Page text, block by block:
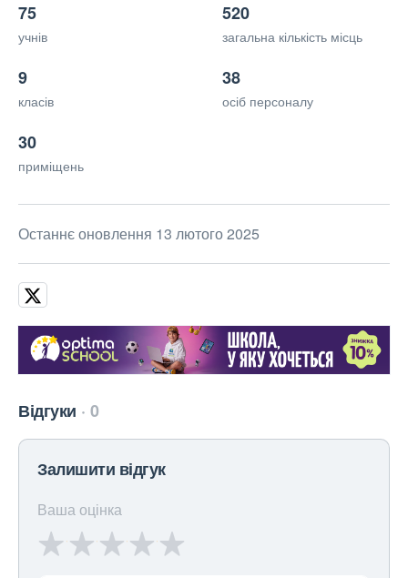
75
учнів
520
загальна кількість місць
9
класів
38
осіб персоналу
30
приміщень
Останнє оновлення 13 лютого 2025
Відгуки 0
Залишити відгук
Ваша оцінка